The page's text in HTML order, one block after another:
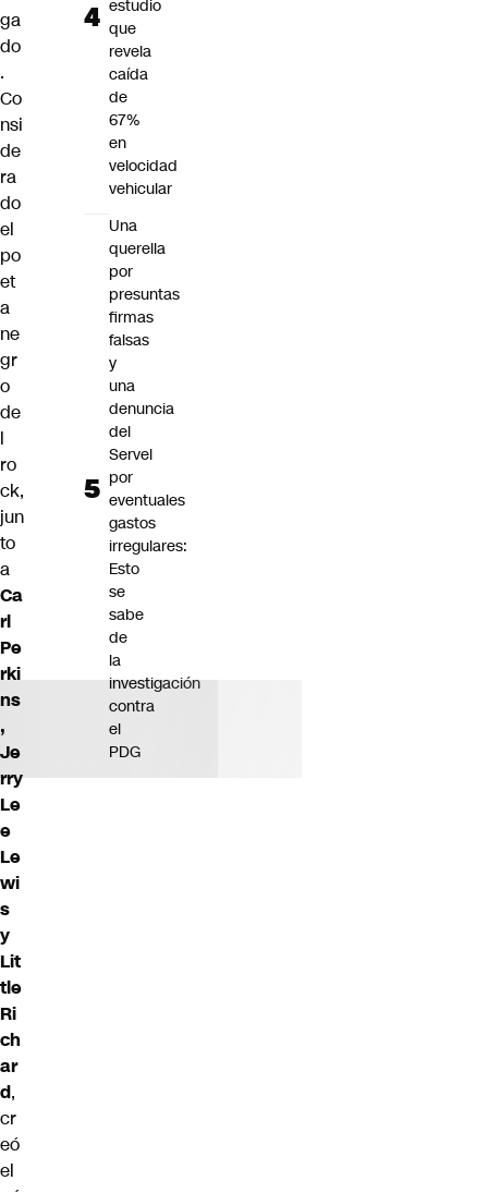
ga
do
.
Co
nsi
de
ra
do
el
po
et
a
ne
gr
o
de
l
ro
ck,
jun
to
a
Ca
rl
Pe
rki
ns
,
Je
rry
Le
e
Le
wi
s
y
Lit
tle
Ri
ch
ar
d,
cr
eó
el
estudio
que
revela
caída
de
67%
en
velocidad
vehicular
Una
querella
por
presuntas
firmas
falsas
y
una
denuncia
del
Servel
por
eventuales
gastos
irregulares:
Esto
se
sabe
de
la
investigación
contra
el
PDG